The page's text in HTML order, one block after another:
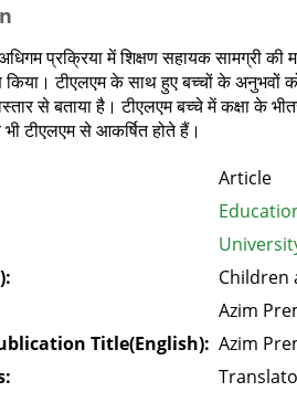
प्रक्रिया में शिक्षण सहायक सामग्री की
किया। टीएलएम के साथ हुए बच्चों के अनुभवों
से बताया है। टीएलएम बच्चे में कक्षा
भी टीएलएम से आकर्षित होते हैं।
Article
Children
Azim
Title(English): Azim